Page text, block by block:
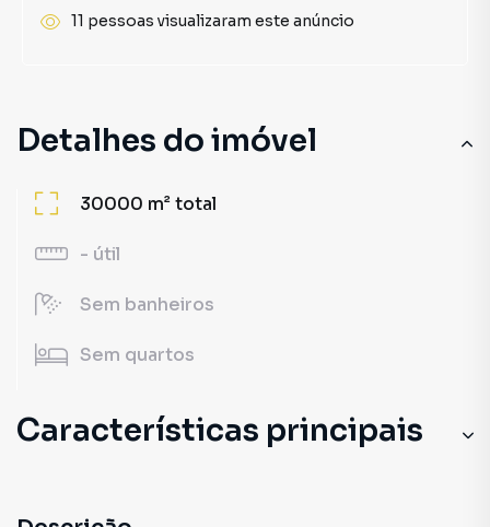
Detalhes do imóvel
30000 m²total
- útil
Sem banheiros
Sem quartos
Características principais
11 pessoas visualizaram este anúncio